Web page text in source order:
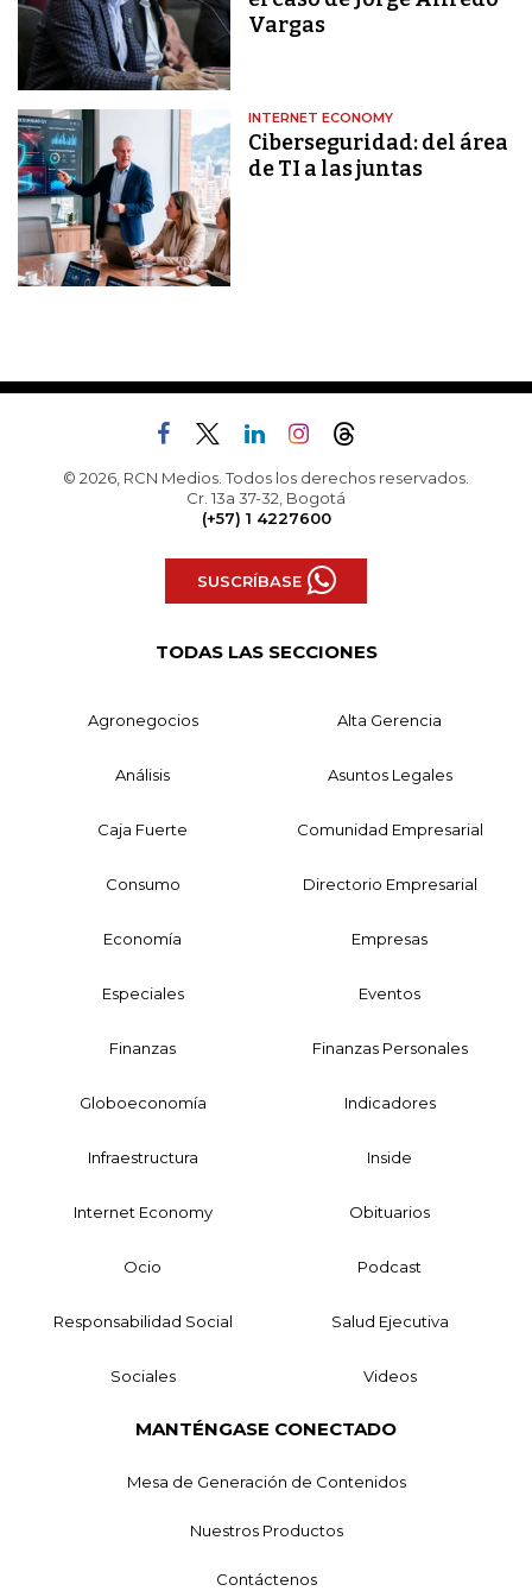
Vargas
INTERNET ECONOMY
Ciberseguridad: del área
de TI a las juntas
© 2026, RCN Medios. Todos los derechos reservados.
Cr. 13a 37-32, Bogotá
(+57) 1 4227600
SUSCRÍBASE
TODAS LAS SECCIONES
Agronegocios Alta Gerencia
Análisis Asuntos Legales
Caja Fuerte Comunidad Empresarial
Consumo Directorio Empresarial
Economía Empresas
Especiales Eventos
Finanzas Finanzas Personales
Globoeconomía Indicadores
Infraestructura Inside
Internet Economy Obituarios
Ocio Podcast
Responsabilidad Social Salud Ejecutiva
Sociales Videos
MANTÉNGASE CONECTADO
Mesa de Generación de Contenidos
Nuestros Productos
Contáctenos